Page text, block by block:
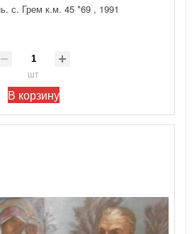
с. Грем к.м. 45 *69 , 1991
шт
В корзину